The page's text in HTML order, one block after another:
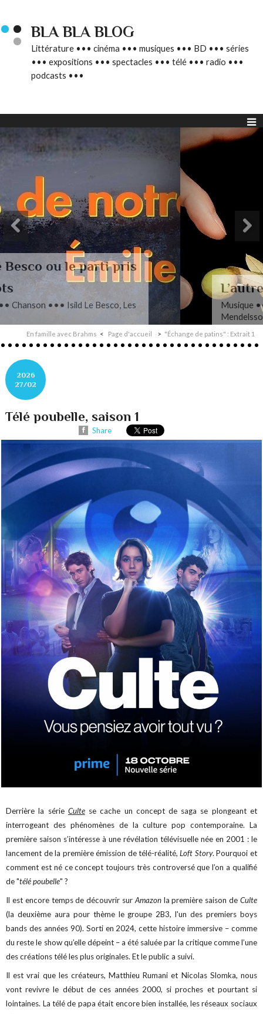
BLA BLA BLOG
Littérature ••• cinéma ••• musiques ••• BD ••• séries
••• expositions ••• spectacles ••• télé ••• radio •••
podcasts •••
L’autre Mendelssohn
Musique ••• Classique ••• Fanny
En famille avec Brahms Page d'accueil "Échange de patins" : Extrait 1
2026
27/02
Télé poubelle, saison 1
Share
Derrière la série Cultese cache un concept de saga se plongeant et
interrogeant des phénomènes de la culture pop contemporaine. La
première saison s’intéresse à une révélation télévisuelle née en 2001 : le
lancement de la première émission de télé-réalité, Loft Story. Pourquoi et
comment est né ce concept toujours très controversé que l’on a qualifié
de "télé poubelle" ?
Il est encore temps de découvrir surAmazon la première saison de Culte
(la deuxième aura pour thème le groupe 2B3, l'un des premiers boys
bands des années 90). Sorti en 2024, cette histoire immersive – comme
du reste le show qu’elle dépeint – a été saluée par la critique comme l’une
des créations télé les plus originales. Et le public a suivi.
Il est vrai que les créateurs, Matthieu Rumani et Nicolas Slomka, nous
vont revivre le début de ces années 2000, si proches et pourtant si
lointaines. La télé de papa était encore bien installée, les réseaux sociaux